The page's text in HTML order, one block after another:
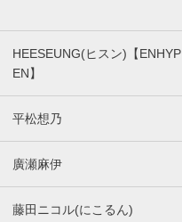
HEESEUNG(ヒスン)【ENHYP
EN】
平松想乃
廣瀬麻伊
藤田ニコル(にこるん)